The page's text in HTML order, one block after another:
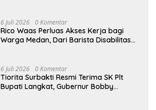
6 Juli 2026 0 Komentar
Rico Waas Perluas Akses Kerja bagi
Warga Medan, Dari Barista Disabilitas
6 Juli 2026 0 Komentar
Tiorita Surbakti Resmi Terima SK Plt
Bupati Langkat, Gubernur Bobby